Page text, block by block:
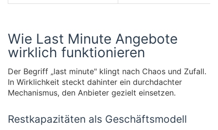
Wie Last Minute Angebote
wirklich funktionieren
Der Begriff „last minute" klingt nach Chaos und Zufall.
In Wirklichkeit steckt dahinter ein durchdachter
Mechanismus, den Anbieter gezielt einsetzen.
Restkapazitäten als Geschäftsmodell